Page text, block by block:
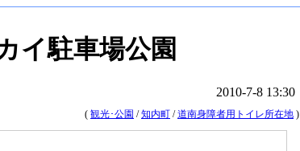
イ駐車場公園
2010-7-8 13:30
( 観光･公園 /知内町 /道南身障者用トイレ所在地 )